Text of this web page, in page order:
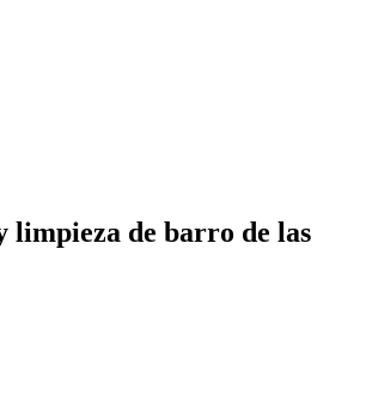
limpieza de barro de las